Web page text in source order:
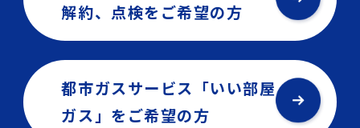
解約、点検を ご希望の方
都市ガスサービス「いい部屋
ガス」を ご希望の方